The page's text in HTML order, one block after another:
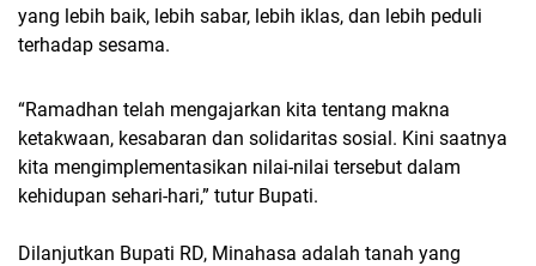
yang lebih baik, lebih sabar, lebih iklas, dan lebih peduli
terhadap sesama.
“Ramadhan telah mengajarkan kita tentang makna
ketakwaan, kesabaran dan solidaritas sosial. Kini saatnya
kita mengimplementasikan nilai-nilai tersebut dalam
kehidupan sehari-hari,” tutur Bupati.
Dilanjutkan Bupati RD, Minahasa adalah tanah yang